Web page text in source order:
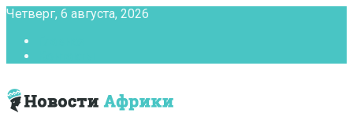
Четверг, 6 августа, 2026